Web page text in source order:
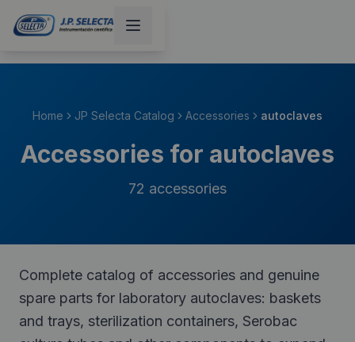
Home JP Selecta Catalog Accessories autoclaves
Accessories for autoclaves
72 accessories
Complete catalog of accessories and genuine
spare parts for laboratory autoclaves: baskets
and trays, sterilization containers, Serobac